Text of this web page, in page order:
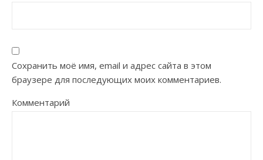
Сохранить моё имя, email и адрес сайта в этом
браузере для последующих моих комментариев.
Комментарий